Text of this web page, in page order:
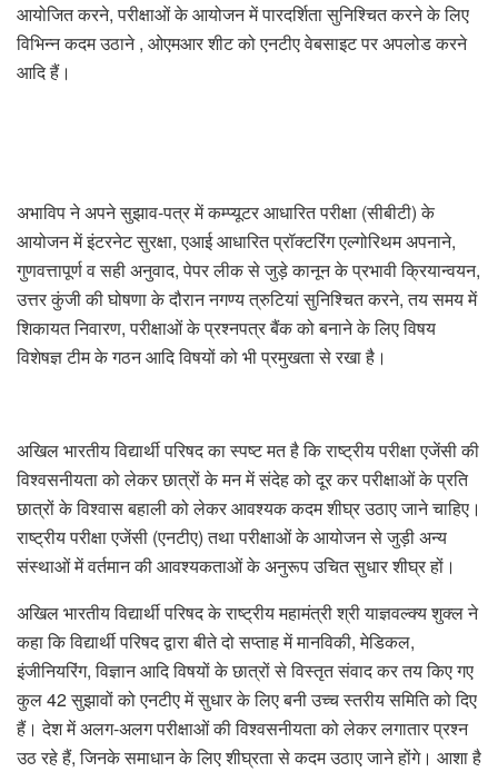
आयोजित करने, परीक्षाओं के आयोजन में पारदर्शिता सुनिश्चित करने के लिए
विभिन्न कदम उठाने , ओएमआर शीट को एनटीए वेबसाइट पर अपलोड करने
आदि हैं।
अभाविप ने अपने सुझाव-पत्र में कम्प्यूटर आधारित परीक्षा (सीबीटी) के
आयोजन में इंटरनेट सुरक्षा, एआई आधारित प्रॉक्टरिंग एल्गोरिथम अपनाने,
गुणवत्तापूर्ण व सही अनुवाद, पेपर लीक से जुड़े कानून के प्रभावी क्रियान्वयन,
उत्तर कुंजी की घोषणा के दौरान नगण्य त्रुटियां सुनिश्चित करने, तय समय में
शिकायत निवारण, परीक्षाओं के प्रश्नपत्र बैंक को बनाने के लिए विषय
विशेषज्ञ टीम के गठन आदि विषयों को भी प्रमुखता से रखा है।
अखिल भारतीय विद्यार्थी परिषद का स्पष्ट मत है कि राष्ट्रीय परीक्षा एजेंसी की
विश्वसनीयता को लेकर छात्रों के मन में संदेह को दूर कर परीक्षाओं के प्रति
छात्रों के विश्वास बहाली को लेकर आवश्यक कदम शीघ्र उठाए जाने चाहिए।
राष्ट्रीय परीक्षा एजेंसी (एनटीए) तथा परीक्षाओं के आयोजन से जुड़ी अन्य
संस्थाओं में वर्तमान की आवश्यकताओं के अनुरूप उचित सुधार शीघ्र हों।
अखिल भारतीय विद्यार्थी परिषद के राष्ट्रीय महामंत्री श्री याज्ञवल्क्य शुक्ल ने
कहा कि विद्यार्थी परिषद द्वारा बीते दो सप्ताह में मानविकी, मेडिकल,
इंजीनियरिंग, विज्ञान आदि विषयों के छात्रों से विस्तृत संवाद कर तय किए गए
कुल 42 सुझावों को एनटीए में सुधार के लिए बनी उच्च स्तरीय समिति को दिए
हैं। देश में अलग-अलग परीक्षाओं की विश्वसनीयता को लेकर लगातार प्रश्न
उठ रहे हैं, जिनके समाधान के लिए शीघ्रता से कदम उठाए जाने होंगे। आशा है